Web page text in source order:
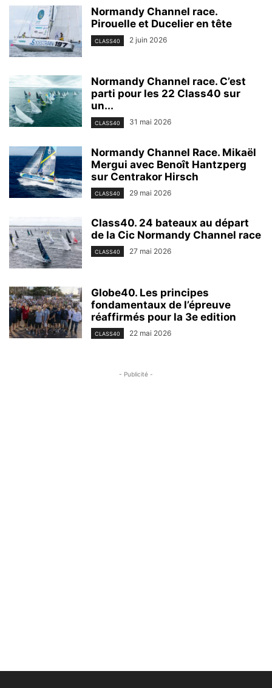
Normandy Channel race.
Pirouelle et Ducelier en tête
CLASS40 2 juin 2026
Normandy Channel race. C’est
parti pour les 22 Class40 sur
un...
CLASS40 31 mai 2026
Normandy Channel Race. Mikaël
Mergui avec Benoît Hantzperg
sur Centrakor Hirsch
CLASS40 29 mai 2026
Class40. 24 bateaux au départ
de la Cic Normandy Channel race
CLASS40 27 mai 2026
Globe40. Les principes
fondamentaux de l’épreuve
réaffirmés pour la 3e edition
CLASS40 22 mai 2026
- Publicité -